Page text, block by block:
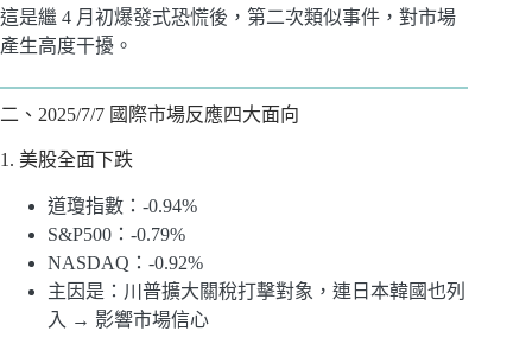
這是繼 4 月初爆發式恐慌後，第二次類似事件，對市場
產生高度干擾。
二、2025/7/7 國際市場反應四大面向
1. 美股全面下跌
道瓊指數：-0.94%
S&P500：-0.79%
NASDAQ：-0.92%
主因是：川普擴大關稅打擊對象，連日本韓國也列
入 → 影響市場信心